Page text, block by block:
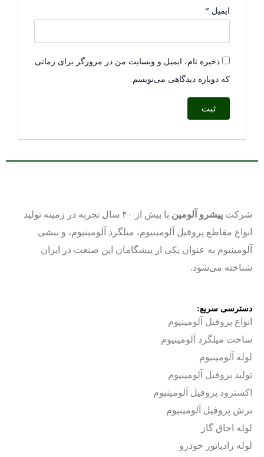
ایمیل *
ذخیره نام، ایمیل و وبسایت من در مرورگر برای زمانی
که دوباره دیدگاهی می‌نویسم.
شرکت پیشرو آلومین
با بیش از ۴۰ سال تجربه در زمینه تولید
انواع مقاطع پروفیل آلومینیوم، میلگرد آلومینیوم، و نبشی
آلومینیوم به عنوان یکی از پیشگامان این صنعت در ایران
شناخته می‌شود.
دسترسی سریع:
انواع پروفیل آلومینیوم
ساخت میلگرد آلومینیوم
لوله آلومینیوم
تولید پروفیل آلومینیوم
اکسترود پروفیل آلومینیوم
برش پروفیل آلومینیوم
لوله اجاق گاز
لوله رادیاتور خودرو